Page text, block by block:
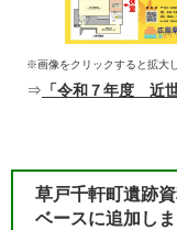
※画像をクリックすると拡大し
⇒ 「令和７年度 近
草戸千軒町遺跡
ベースに追加しま